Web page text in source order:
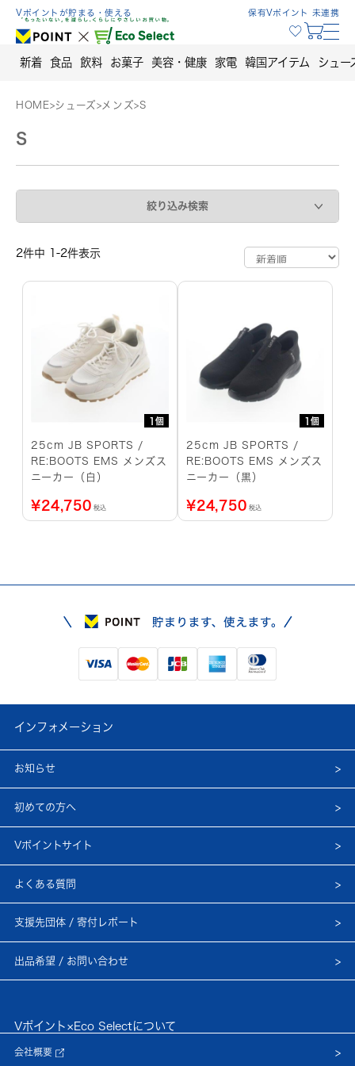
Skip
content
Vポイントが貯まる・使える 保有Vポイント 未連携
新着 食品 飲料 お菓子 美容・健康 家電 韓国アイテム シュー
HOME>シューズ > メンズ>S
S
絞り込み検索
2件中 1-2件表示
1個
25cm JB SPORTS /
RE:BOOTS EMS メンズス
ニーカー（白）
¥24,750 税込
1個
25cm JB SPORTS /
RE:BOOTS EMS メンズス
ニーカー（黒）
¥24,750 税込
インフォメーション
お知らせ
初めての方へ
Vポイントサイト
よくある質問
支援先団体 / 寄付レポート
出品希望 / お問い合わせ
Vポイント×Eco Selectについて
会社概要